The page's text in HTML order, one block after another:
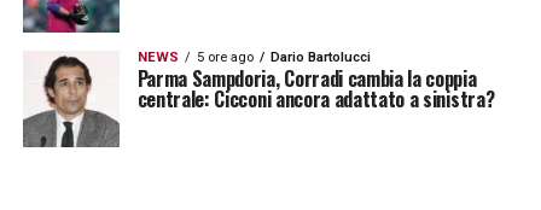
NEWS 5 ore ago Dario Bartolucci
Parma Sampdoria, Corradi cambia la coppia
centrale: Cicconi ancora adattato a sinistra?